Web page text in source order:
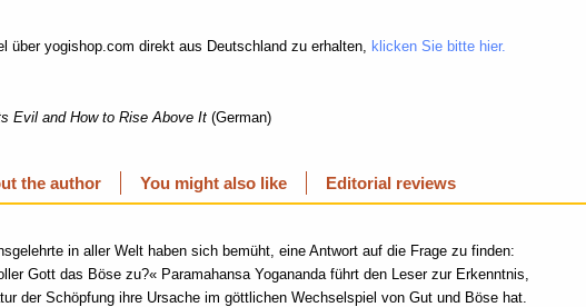
über yogishop.com direkt aus Deutschland zu erhalten, klicken Sie bitte hier.
Evil and How to Rise Above It (German)
the author You might also like Editorial reviews
in aller Welt haben sich bemüht, eine Antwort auf die Frage zu finden:
Gott das Böse zu?« Paramahansa Yogananda führt den Leser zur Erkenntnis,
der Schöpfung ihre Ursache im göttlichen Wechselspiel von Gut und Böse hat.